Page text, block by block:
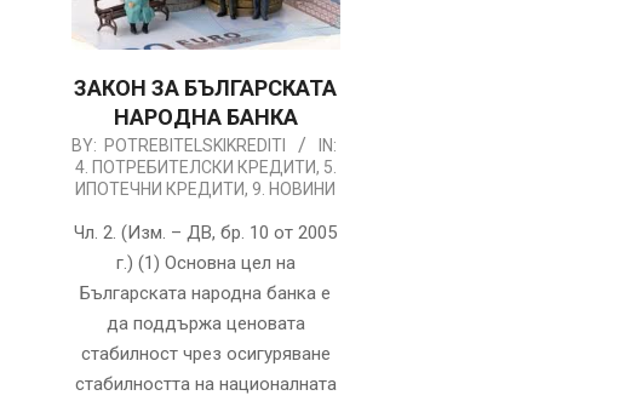
ЗАКОН ЗА БЪЛГАРСКАТА
НАРОДНА БАНКА
2020-
01-
BY: POTREBITELSKIKREDITI
IN:
4. ПОТРЕБИТЕЛСКИ КРЕДИТИ, 5.
ИПОТЕЧНИ КРЕДИТИ, 9. НОВИНИ
Чл. 2. (Изм. – ДВ, бр. 10 от 2005
г.) (1) Основна цел на
Българската народна банка е
да поддържа ценовата
стабилност чрез осигуряване
стабилността на националната